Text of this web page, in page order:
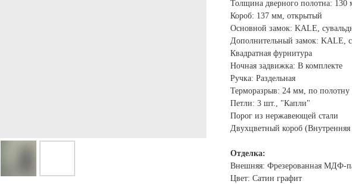
Толщина дверного полотна: 130
Короб: 137 мм, открытый
Основной замок: KALE,
Дополнительный замок: KALE,
Квадратная фурнитура
Ночная задвижка: В комплекте
Ручка: Раздельная
Терморазрыв: 24 мм, по полотну
Петли: 3 шт., "Капли"
Порог из нержавеющей стали
Двухцветный короб (Внутренняя
Отделка:
Внешняя: Фрезерованная МДФ-
Цвет: Сатин графит